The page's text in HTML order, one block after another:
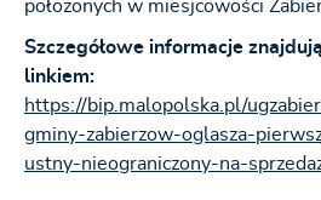
położonych w miesjcowości
Szczegółowe informacje
linkiem:
https://bip.malopolska.pl/
gminy-zabierzow-oglasza-
ustny-nieograniczony-na-